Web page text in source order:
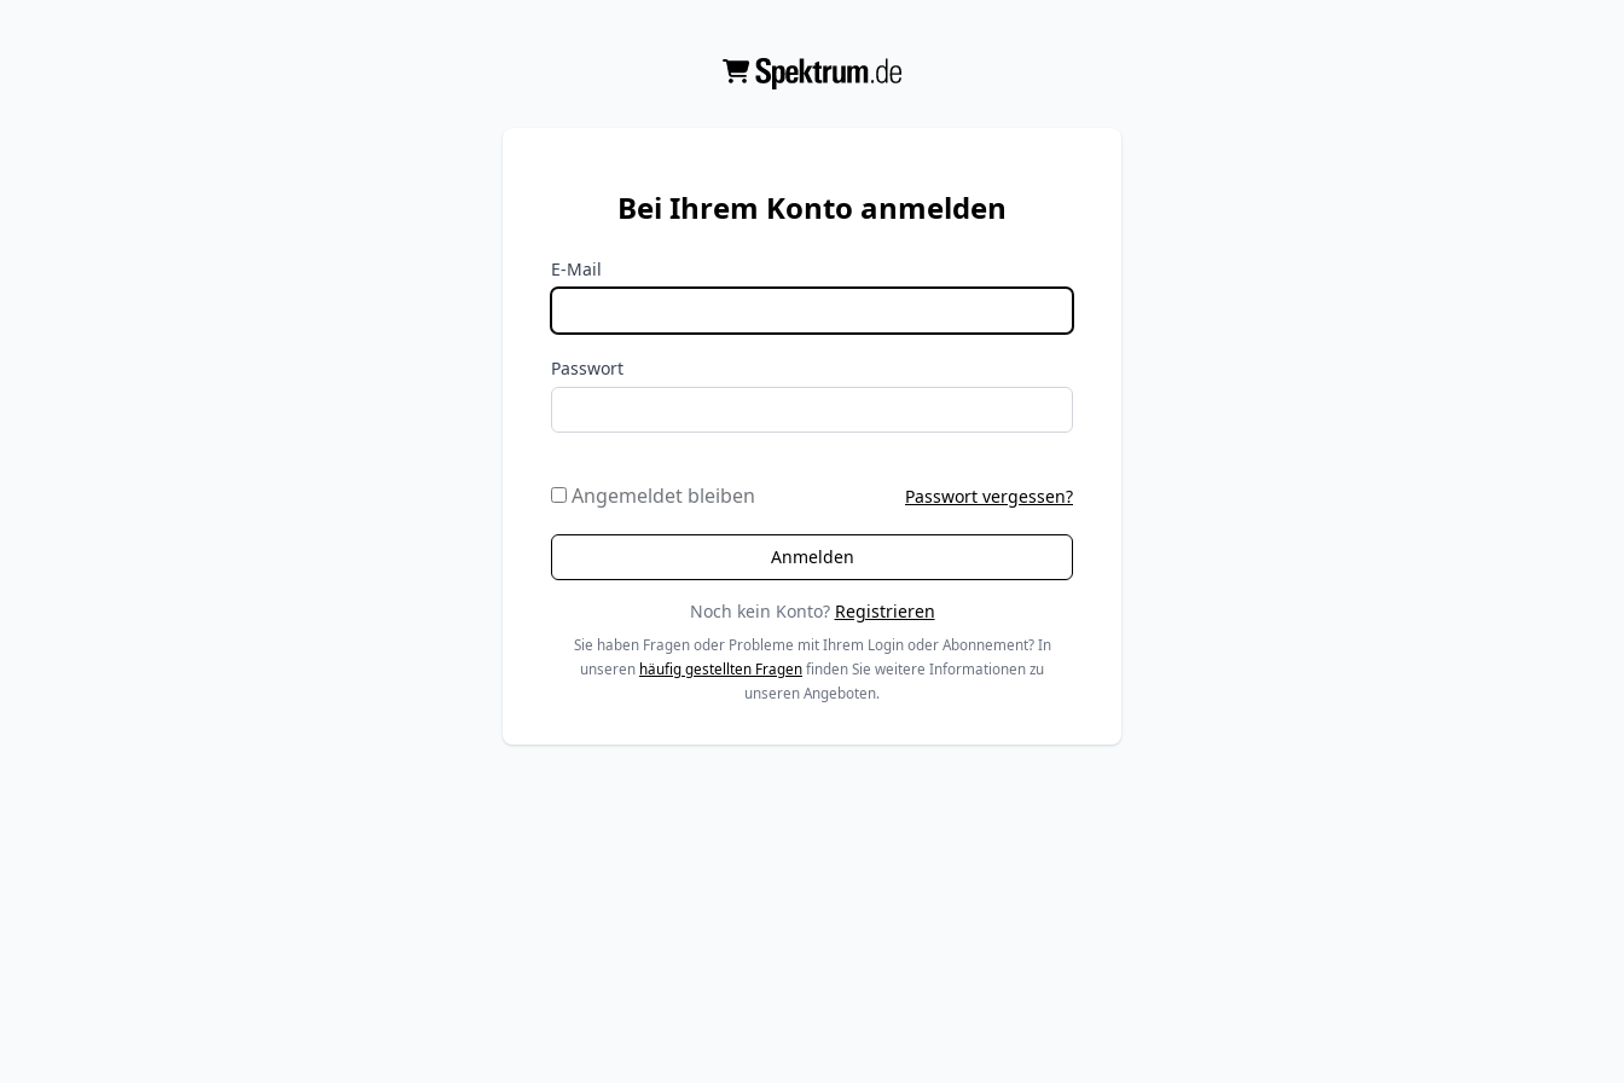
Bei Ihrem Konto anmelden
E-Mail
Passwort
Angemeldet bleiben Passwort vergessen?
Noch kein Konto? Registrieren
Sie haben Fragen oder Probleme mit Ihrem Login oder Abonnement? In
unseren häufig gestellten Fragen finden Sie weitere Informationen zu
unseren Angeboten.